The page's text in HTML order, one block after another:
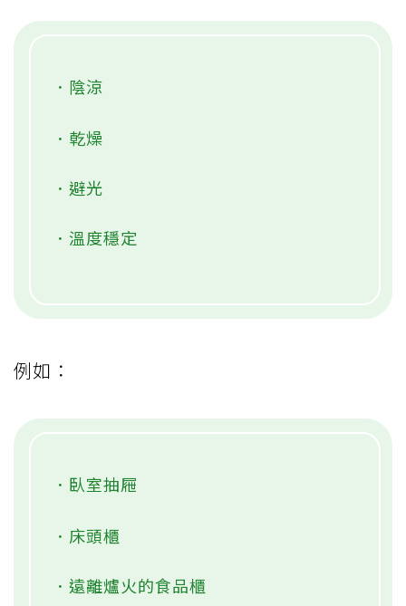
．陰涼
．乾燥
．避光
．溫度穩定
例如：
．臥室抽屜
．床頭櫃
．遠離爐火的食品櫃